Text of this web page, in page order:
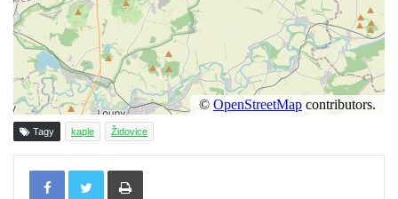
Třebonínem
Kaple v severní části Dolního Třebonína
Márnice na hřbitově v Rybniště
Kaple u kostela svatého Jiljí v Lužci nad
Vltavou
Kaple Božího těla na hřbitově v Hostíně u
Tagy kaple Židovice
Tisknout